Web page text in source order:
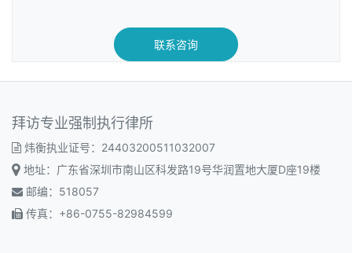
联系咨询
拜访专业强制执行律所
炜衡执业证号：24403200511032007
地址：广东省深圳市南山区科发路19号华润置地大厦D座19楼
邮编：518057
传真：+86-0755-82984599